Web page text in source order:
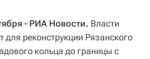
- РИА Новости. Власти
реконструкции Рязанского
кольца до границы с